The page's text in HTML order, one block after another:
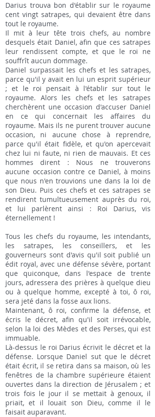
Darius trouva bon d'établir sur le royaume
cent vingt satrapes, qui devaient être dans
tout le royaume.
Il mit à leur tête trois chefs, au nombre
desquels était Daniel, afin que ces satrapes
leur rendissent compte, et que le roi ne
souffrît aucun dommage.
Daniel surpassait les chefs et les satrapes,
parce qu'il y avait en lui un esprit supérieur
; et le roi pensait à l'établir sur tout le
royaume. Alors les chefs et les satrapes
cherchèrent une occasion d'accuser Daniel
en ce qui concernait les affaires du
royaume. Mais ils ne purent trouver aucune
occasion, ni aucune chose à reprendre,
parce qu'il était fidèle, et qu'on apercevait
chez lui ni faute, ni rien de mauvais. Et ces
hommes dirent : Nous ne trouverons
aucune occasion contre ce Daniel, à moins
que nous n'en trouvions une dans la loi de
son Dieu. Puis ces chefs et ces satrapes se
rendirent tumultueusement auprès du roi,
et lui parlèrent ainsi : Roi Darius, vis
éternellement !
Tous les chefs du royaume, les intendants,
les satrapes, les conseillers, et les
gouverneurs sont d'avis qu'il soit publié un
édit royal, avec une défense sévère, portant
que quiconque, dans l'espace de trente
jours, adressera des prières à quelque dieu
ou à quelque homme, excepté à toi, ô roi,
sera jeté dans la fosse aux lions.
Maintenant, ô roi, confirme la défense, et
écris le décret, afin qu'il soit irrévocable,
selon la loi des Mèdes et des Perses, qui est
immuable.
Là-dessus le roi Darius écrivit le décret et la
défense. Lorsque Daniel sut que le décret
était écrit, il se retira dans sa maison, où les
fenêtres de la chambre supérieure étaient
ouvertes dans la direction de Jérusalem ; et
trois fois le jour il se mettait à genoux, il
priait, et il louait son Dieu, comme il le
faisait auparavant.